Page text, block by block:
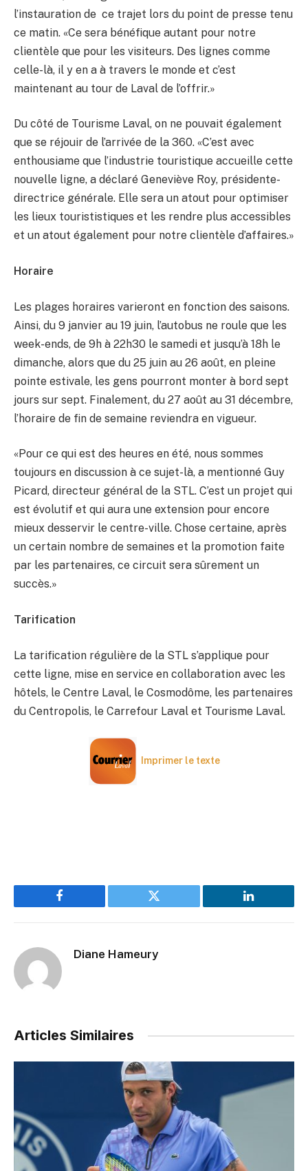
l’instauration de ce trajet lors du point de presse tenu
ce matin. «Ce sera bénéfique autant pour notre
clientèle que pour les visiteurs. Des lignes comme
celle-là, il y en a à travers le monde et c’est
maintenant au tour de Laval de l’offrir.»
Du côté de Tourisme Laval, on ne pouvait également
que se réjouir de l’arrivée de la 360. «C’est avec
enthousiame que l’industrie touristique accueille cette
nouvelle ligne, a déclaré Geneviève Roy, présidente-
directrice générale. Elle sera un atout pour optimiser
les lieux tourististiques et les rendre plus accessibles
et un atout également pour notre clientèle d’affaires.»
Horaire
Les plages horaires varieront en fonction des saisons.
Ainsi, du 9 janvier au 19 juin, l’autobus ne roule que les
week-ends, de 9h à 22h30 le samedi et jusqu’à 18h le
dimanche, alors que du 25 juin au 26 août, en pleine
pointe estivale, les gens pourront monter à bord sept
jours sur sept. Finalement, du 27 août au 31 décembre,
l’horaire de fin de semaine reviendra en vigueur.
«Pour ce qui est des heures en été, nous sommes
toujours en discussion à ce sujet-là, a mentionné Guy
Picard, directeur général de la STL. C’est un projet qui
est évolutif et qui aura une extension pour encore
mieux desservir le centre-ville. Chose certaine, après
un certain nombre de semaines et la promotion faite
par les partenaires, ce circuit sera sûrement un
succès.»
Tarification
La tarification régulière de la STL s’applique pour
cette ligne, mise en service en collaboration avec les
hôtels, le Centre Laval, le Cosmodôme, les partenaires
du Centropolis, le Carrefour Laval et Tourisme Laval.
Imprimer le texte
Facebook Twitter LinkedIn
Diane Hameury
Articles Similaires